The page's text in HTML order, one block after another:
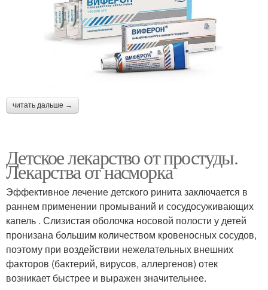
читать дальше →
Детское лекарство от простуды.
Лекарства от насморка
Эффективное лечение детского ринита заключается в
раннем применении промываний и сосудосуживающих
капель . Слизистая оболочка носовой полости у детей
пронизана большим количеством кровеносных сосудов,
поэтому при воздействии нежелательных внешних
факторов (бактерий, вирусов, аллергенов) отек
возникает быстрее и выражен значительнее.